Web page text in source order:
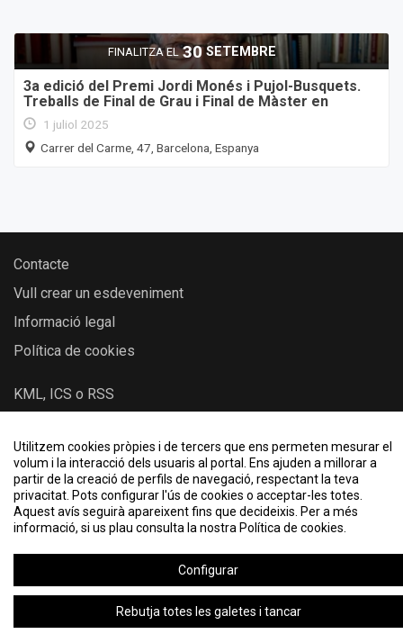
Utilitzem cookies pròpies i de tercers que ens permeten mesurar el
volum i la interacció dels usuaris al portal. Ens ajuden a millorar a
partir de la creació de perfils de navegació, respectant la teva
privacitat. Pots configurar l'ús de cookies o acceptar-les totes.
Aquest avís seguirà apareixent fins que decideixis. Per a més
informació, si us plau consulta la nostra Política de cookies.
Configurar
Rebutja totes les galetes i tancar
FINALITZA EL 30 SETEMBRE
3a edició del Premi Jordi Monés i Pujol-Busquets.
Treballs de Final de Grau i Final de Màster en
Història de l'Educació
1 juliol 2025
Carrer del Carme, 47, Barcelona, Espanya
Contacte
Vull crear un esdeveniment
Informació legal
Política de cookies
KML, ICS o RSS
2026 © Actes IEC - Institut d’Estudis Catalans